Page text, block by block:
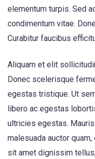
elementum turpis. Sed
condimentum vitae.
Curabitur faucibus
Aliquam et elit
Donec scelerisque
egestas tristique. Ut
libero ac egestas
ultricies egestas.
malesuada auctor
sit amet dignissim